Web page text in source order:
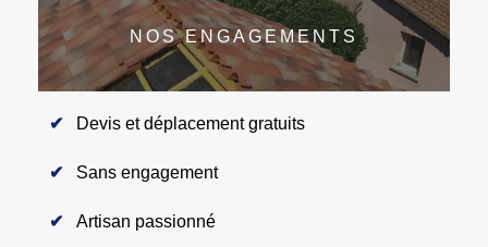
NOS ENGAGEMENTS
Devis et déplacement gratuits
Sans engagement
Artisan passionné